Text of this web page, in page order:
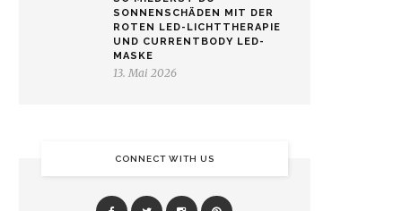
SONNENSCHÄDEN MIT DER
ROTEN LED-LICHTTHERAPIE
UND CURRENTBODY LED-
MASKE
13. Mai 2026
CONNECT WITH US